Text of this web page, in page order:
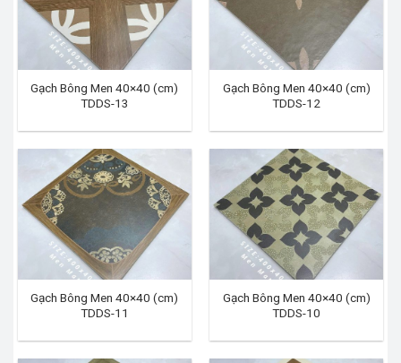
Gạch Bông Men 40×40 (cm)
TDDS-13
Gạch Bông Men 40×40 (cm)
TDDS-12
Gạch Bông Men 40×40 (cm)
TDDS-11
Gạch Bông Men 40×40 (cm)
TDDS-10